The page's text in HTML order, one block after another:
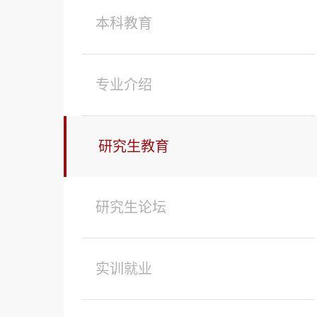
本科教育
专业介绍
研究生教育
研究生论坛
实训就业